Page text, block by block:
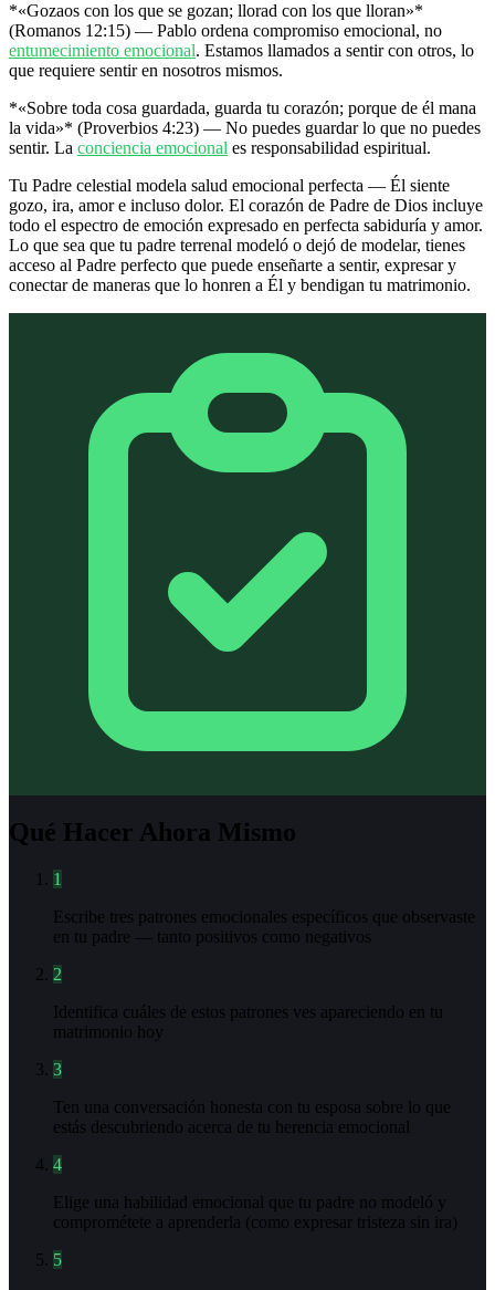
*«Gozaos con los que se gozan; llorad con los que lloran»*
(Romanos 12:15) — Pablo ordena compromiso emocional, no
entumecimiento emocional. Estamos llamados a sentir con otros, lo
que requiere sentir en nosotros mismos.
*«Sobre toda cosa guardada, guarda tu corazón; porque de él mana
la vida»* (Proverbios 4:23) — No puedes guardar lo que no puedes
sentir. La conciencia emocional es responsabilidad espiritual.
Tu Padre celestial modela salud emocional perfecta — Él siente
gozo, ira, amor e incluso dolor. El corazón de Padre de Dios incluye
todo el espectro de emoción expresado en perfecta sabiduría y amor.
Lo que sea que tu padre terrenal modeló o dejó de modelar, tienes
acceso al Padre perfecto que puede enseñarte a sentir, expresar y
conectar de maneras que lo honren a Él y bendigan tu matrimonio.
Qué Hacer Ahora Mismo
1
Escribe tres patrones emocionales específicos que observaste
en tu padre — tanto positivos como negativos
2
Identifica cuáles de estos patrones ves apareciendo en tu
matrimonio hoy
3
Ten una conversación honesta con tu esposa sobre lo que
estás descubriendo acerca de tu herencia emocional
4
Elige una habilidad emocional que tu padre no modeló y
comprométete a aprenderla (como expresar tristeza sin ira)
5